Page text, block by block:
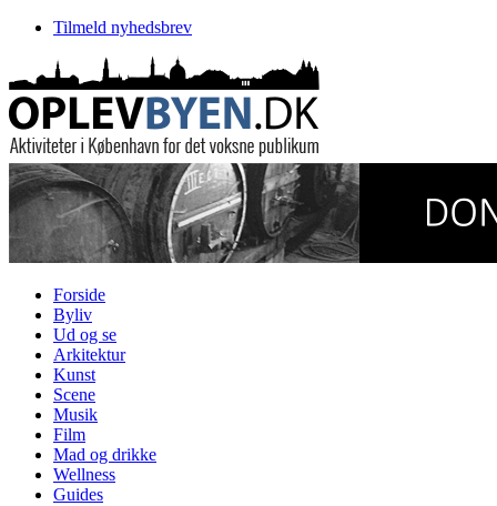
Tilmeld nyhedsbrev
Forside
Byliv
Ud og se
Arkitektur
Kunst
Scene
Musik
Film
Mad og drikke
Wellness
Guides